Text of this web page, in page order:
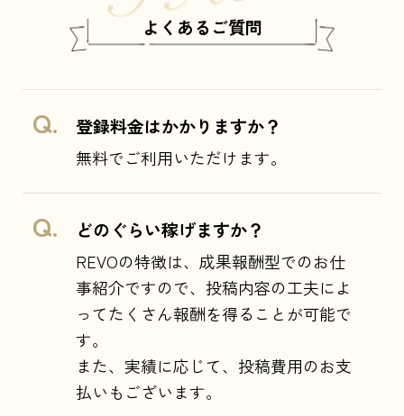
よくあるご質問
登録料金はかかりますか？
無料でご利用いただけます。
どのぐらい稼げますか？
REVOの特徴は、成果報酬型でのお仕
事紹介ですので、投稿内容の工夫によ
ってたくさん報酬を得ることが可能で
す。
また、実績に応じて、投稿費用のお支
払いもございます。